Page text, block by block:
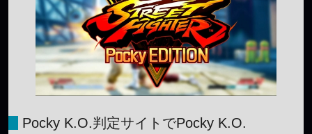
Pocky K.O.判定サイトでPocky K.O.